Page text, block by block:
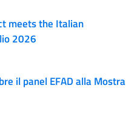
meets the Italian
2026
il panel EFAD alla Mostra